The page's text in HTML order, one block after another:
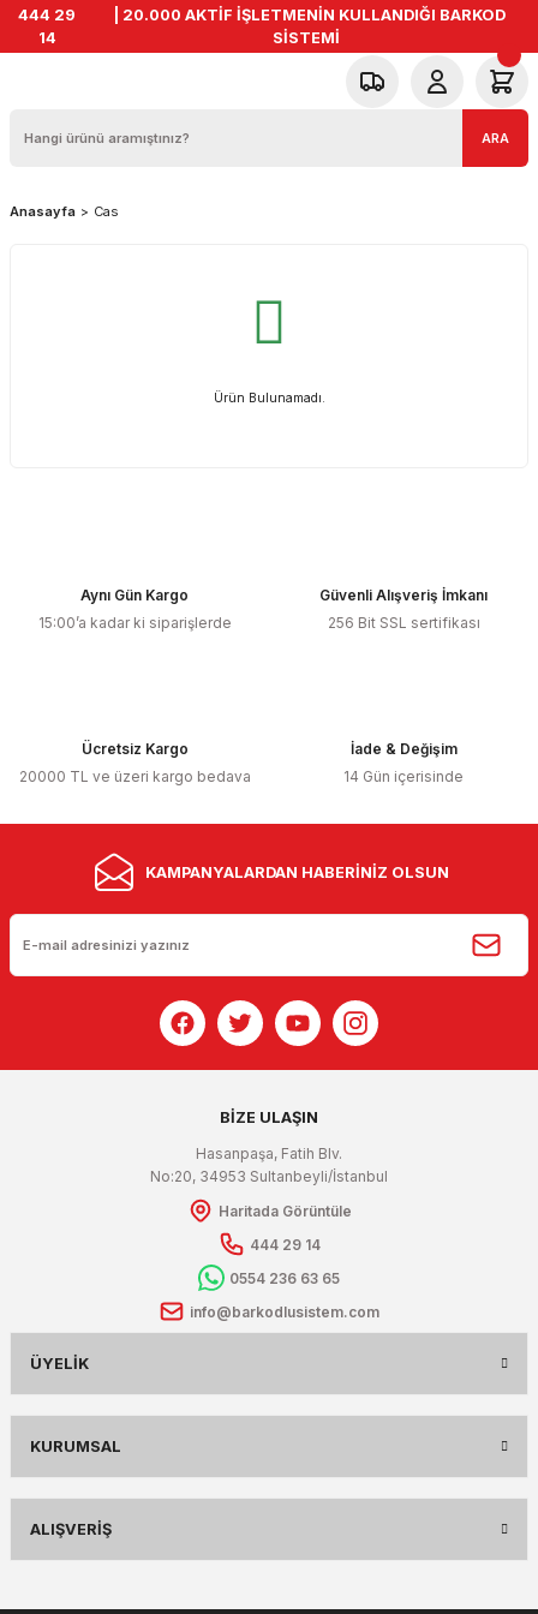
444 29
14
| 20.000 AKTİF İŞLETMENİN KULLANDIĞI BARKOD
SİSTEMİ
ARA
Anasayfa Cas
Ürün Bulunamadı.
Aynı Gün Kargo
15:00’a kadar ki siparişlerde
Güvenli Alışveriş İmkanı
256 Bit SSL sertifikası
Ücretsiz Kargo
20000 TL ve üzeri kargo bedava
İade & Değişim
14 Gün içerisinde
KAMPANYALARDAN HABERİNİZ OLSUN
BİZE ULAŞIN
Hasanpaşa, Fatih Blv.
No:20, 34953 Sultanbeyli/İstanbul
Haritada Görüntüle
444 29 14
0554 236 63 65
info@barkodlusistem.com
ÜYELIK
KURUMSAL
ALIŞVERIŞ